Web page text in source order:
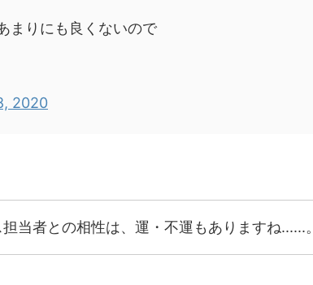
まりにも良くないので
2020
当者との相性は、運・不運もありますね......。